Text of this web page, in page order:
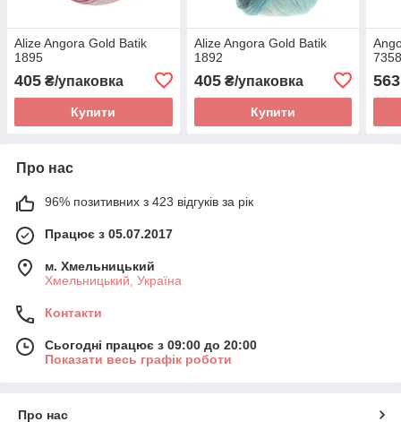
Alize Angora Gold Batik
1895
405 ₴/упаковка
Купити
Alize Angora Gold Batik
1892
405₴/упаковка
Купити
563
Про нас
96% позитивних з 423 відгуків за рік
Працює з 05.07.2017
м. Хмельницький
Хмельницький, Україна
Контакти
Сьогодні працює з 09:00 до 20:00
Показати весь графік роботи
Про нас